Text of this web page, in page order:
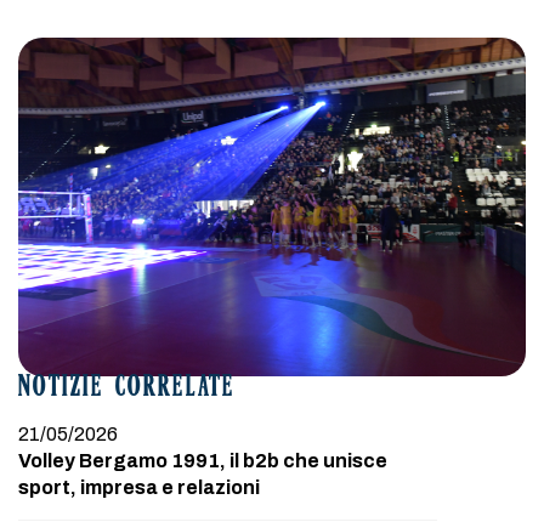
NOTIZIE CORRELATE
21/05/2026
Volley Bergamo 1991, il b2b che unisce
sport, impresa e relazioni